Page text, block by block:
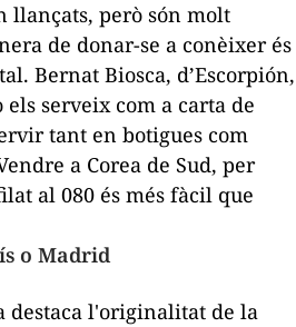
llançats, però són molt
de donar-se a conèixer és
Bernat Biosca, d’Escorpión,
els serveix com a carta de
tant en botigues com
a Corea de Sud, per
al 080 és més fàcil que
o Madrid
destaca l'originalitat de la